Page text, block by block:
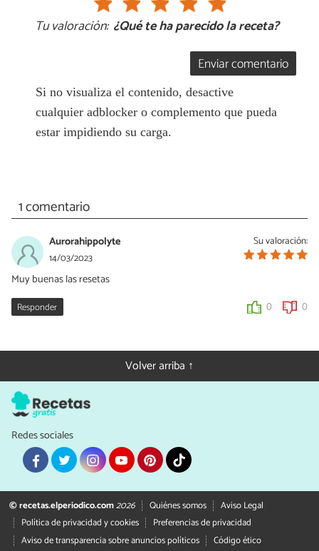
Tu valoración: ¿Qué te ha parecido la receta?
Enviar comentario
Si no visualiza el contenido, desactive
cualquier adblocker o complemento que pueda
estar impidiendo su carga.
1 comentario
Su valoración:
Aurorahippolyte
14/03/2023
Muy buenas las resetas
Responder 0 0
Volver arriba ↑
Redes sociales
© recetas.elperiodico.com2026 Quiénes somos
Aviso Legal
Política de privacidad y cookies
Preferencias de privacidad
Aviso de transparencia sobre anuncios políticos
Código ético